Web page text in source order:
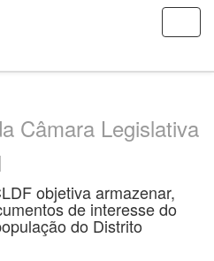
Câmara Legislativa
objetiva armazenar,
de interesse do
do Distrito